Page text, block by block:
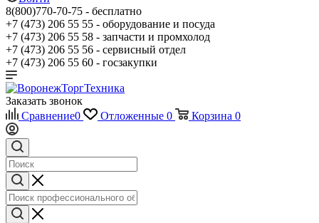
8(800)770-70-75 - бесплатно
+7 (473) 206 55 55 - оборудование и посуда
+7 (473) 206 55 58 - запчасти и промхолод
+7 (473) 206 55 56 - сервисный отдел
+7 (473) 206 55 60 - госзакупки
Заказать звонок
Сравнение0 Отложенные 0 Корзина 0